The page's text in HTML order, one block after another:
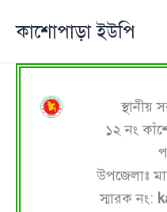
কাশোপাড়া ইউপি
স্থানীয়
১২ নং
উপজেলাঃ
স্মারক নং: